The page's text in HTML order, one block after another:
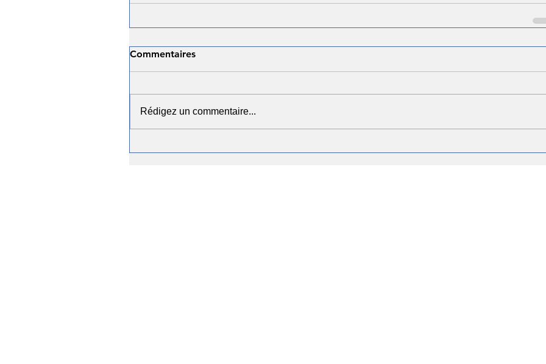
Commentaires
Rédigez un commentaire...